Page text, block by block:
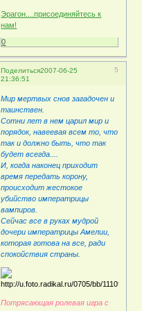
Эрагон....присоединяйтесь к
нам!
0
Поделиться 5
2007-06-25
21:36:51
Мир мертвых снов загадочен и
таинствен.
Сотни лет в нем царил мир и
порядок, навеевая всем то, что
так и должно быть, что так
будет всегда....
И, когда наконец приходит
время передать корону,
происходит жестокое
убийство императрицы
вампиров.
Сейчас все в руках мудрой
дочери императрицы Амелии,
которая готова на все, ради
спокойствия страны.
Потрясающая ролевая игра с